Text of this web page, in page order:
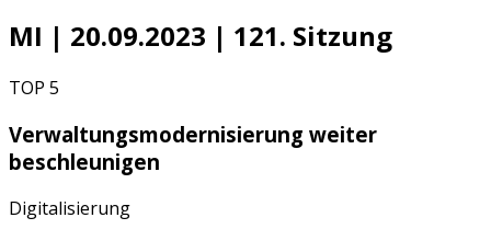
MI | 20.09.2023 | 121. Sitzung
TOP 5
Verwaltungsmodernisierung weiter
beschleunigen
Digitalisierung